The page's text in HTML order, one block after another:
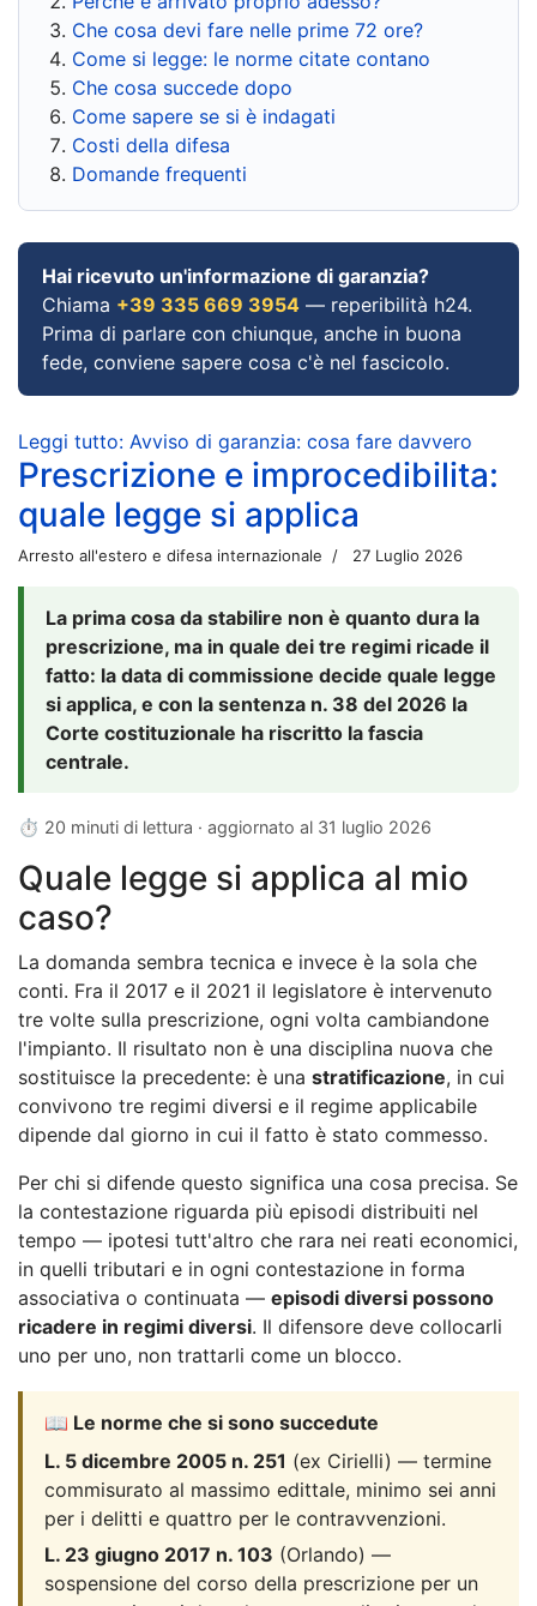
Che cosa devi fare nelle prime 72 ore?
Come si legge: le norme citate contano
Che cosa succede dopo
Come sapere se si è indagati
Costi della difesa
Domande frequenti
Hai ricevuto un'informazione di garanzia?
Chiama +39 335 669 3954 — reperibilità h24.
Prima di parlare con chiunque, anche in buona
fede, conviene sapere cosa c'è nel fascicolo.
Leggi tutto: Avviso di garanzia: cosa fare davvero
Prescrizione e improcedibilita:
quale legge si applica
Arresto all'estero e difesa internazionale 27 Luglio 2026
La prima cosa da stabilire non è quanto dura la
prescrizione, ma in quale dei tre regimi ricade il
fatto: la data di commissione decide quale legge
si applica, e con la sentenza n. 38 del 2026 la
Corte costituzionale ha riscritto la fascia
centrale.
⏱ 20 minuti di lettura · aggiornato al 31 luglio 2026
Quale legge si applica al mio
caso?
La domanda sembra tecnica e invece è la sola che
conti. Fra il 2017 e il 2021 il legislatore è intervenuto
tre volte sulla prescrizione, ogni volta cambiandone
l'impianto. Il risultato non è una disciplina nuova che
sostituisce la precedente: è una stratificazione, in cui
convivono tre regimi diversi e il regime applicabile
dipende dal giorno in cui il fatto è stato commesso.
Per chi si difende questo significa una cosa precisa. Se
la contestazione riguarda più episodi distribuiti nel
tempo — ipotesi tutt'altro che rara nei reati economici,
in quelli tributari e in ogni contestazione in forma
associativa o continuata — episodi diversi possono
ricadere in regimi diversi. Il difensore deve collocarli
uno per uno, non trattarli come un blocco.
📖 Le norme che si sono succedute
L. 5 dicembre 2005 n. 251 (ex Cirielli) — termine
commisurato al massimo edittale, minimo sei anni
per i delitti e quattro per le contravvenzioni.
L. 23 giugno 2017 n. 103 (Orlando) —
sospensione del corso della prescrizione per un